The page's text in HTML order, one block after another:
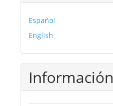
Español
English
Información